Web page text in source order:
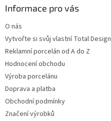
Informace pro vás
O nás
Vytvořte si svůj vlastní Total Design
Reklamní porcelán od A do Z
Hodnocení obchodu
Výroba porcelánu
Doprava a platba
Obchodní podmínky
Značení výrobků